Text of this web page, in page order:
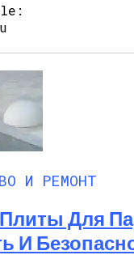
И РЕМОНТ
Для
И